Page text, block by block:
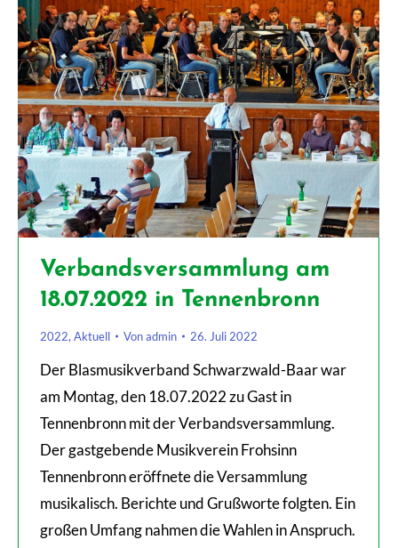
Verbandsversammlung am
18.07.2022 in Tennenbronn
2022, Aktuell Vonadmin 26. Juli 2022
Der Blasmusikverband Schwarzwald-Baar war
am Montag, den 18.07.2022 zu Gast in
Tennenbronn mit der Verbandsversammlung.
Der gastgebende Musikverein Frohsinn
Tennenbronn eröffnete die Versammlung
musikalisch. Berichte und Grußworte folgten. Ein
großen Umfang nahmen die Wahlen in Anspruch.